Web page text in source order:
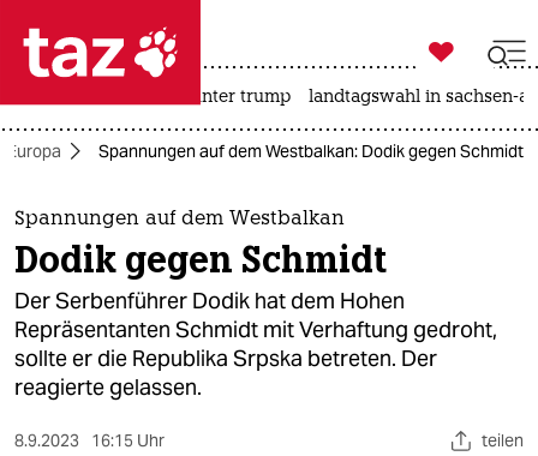
 taz zahl ich
taz zahl ich
themen
politik
öko
gesellschaft
kultur

taz zahl ich
usa unter trump landtagswahl in sachsen-
Europa Spannungen auf dem Westbalkan: Dodik gegen Schmidt
Spannungen auf dem Westbalkan
Dodik gegen Schmidt
Der Serbenführer Dodik hat dem Hohen
Repräsentanten Schmidt mit Verhaftung gedroht,
sollte er die Republika Srpska betreten. Der
reagierte gelassen.
8.9.2023 16:15 Uhr teilen